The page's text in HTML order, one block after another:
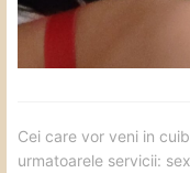
Cei care vor veni in
urmatoarele servicii: